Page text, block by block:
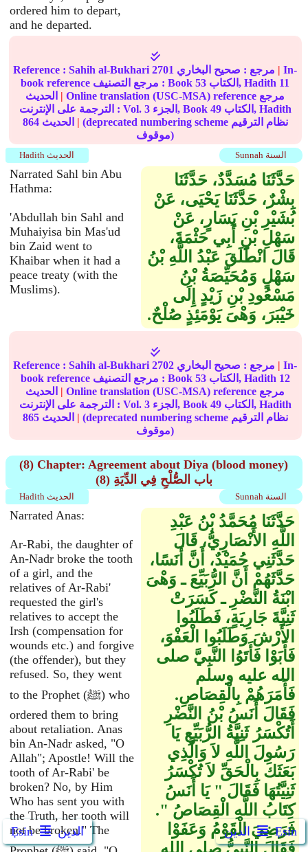
Ẹsin الدين الدين Ẹsin
ordered him to depart,
and he departed.
Reference :Sahih al-Bukhari 2701 مرجع : صحيح البخاري | In-
book reference مرجع التصنيف : Book53 الكتاب, Hadith 11
| Online translation (USC-MSA) reference مرجع
الترجمة على الإنترنت : Vol. 3 الجزء, Book 49
الكتاب, Hadith
864
| (deprecated numbering scheme نظام الترقيم
موقوف)
Sunnah السنة Hadith الحديث
Narrated Sahl bin Abu
Hathma:
'Abdullah bin Sahl and
Muhaiyisa bin Mas'ud
bin Zaid went to
Khaibar when it had a
peace treaty (with the
Muslims).
حَدَّثَنَا مُسَدَّدٌ، حَدَّثَنَا
بِشْرٌ، حَدَّثَنَا يَحْيَى، عَنْ
بُشَيْرِ بْنِ يَسَارٍ، عَنْ
سَهْلِ بْنِ أَبِي حَثْمَةَ،
قَالَ انْطَلَقَ عَبْدُ اللَّهِ بْنُ
سَهْلٍ وَمُحَيِّصَةُ بْنُ
مَسْعُودِ بْنِ زَيْدٍ إِلَى
خَيْبَرَ، وَهْىَ يَوْمَئِذٍ صُلْحٌ‏.‏
Reference :Sahih al-Bukhari 2702 مرجع : صحيح البخاري | In-
book reference مرجع التصنيف : Book 53 الكتاب, Hadith 12
| Online translation (USC-MSA) reference مرجع
الترجمة على الإنترنت : Vol. 3 الجزء, Book 49
الكتاب, Hadith
865
| (deprecated numbering scheme نظام الترقيم
موقوف)
(8) Chapter: Agreement about Diya (blood money)
(8) باب الصُّلْحِ فِي الدِّيَةِ
Sunnah السنة Hadith الحديث
Narrated Anas:
Ar-Rabi, the daughter of
An-Nadr broke the tooth
of a girl, and the
relatives of Ar-Rabi'
requested the girl's
relatives to accept the
Irsh (compensation for
wounds etc.) and forgive
(the offender), but they
refused. So, they went
to the Prophet (ﷺ) who
ordered them to bring
about retaliation. Anas
bin An-Nadr asked, "O
Allah"; Apostle! Will the
tooth of Ar-Rabi' be
broken? No, by Him
Who has sent you with
the Truth, her tooth will
not be broken." The
حَدَّثَنَا مُحَمَّدُ بْنُ عَبْدِ
اللَّهِ الأَنْصَارِيُّ، قَالَ
حَدَّثَنِي حُمَيْدٌ، أَنَّ أَنَسًا،
حَدَّثَهُمْ أَنَّ الرُّبَيِّعَ ـ وَهْىَ
ابْنَةُ النَّضْرِ ـ كَسَرَتْ
ثَنِيَّةَ جَارِيَةٍ، فَطَلَبُوا
الأَرْشَ وَطَلَبُوا الْعَفْوَ،
فَأَبَوْا فَأَتَوُا النَّبِيَّ صلى
الله عليه وسلم
فَأَمَرَهُمْ بِالْقِصَاصِ‏.‏
فَقَالَ أَنَسُ بْنُ النَّضْرِ
أَتُكْسَرُ ثَنِيَّةُ الرُّبَيِّعِ يَا
رَسُولَ اللَّهِ لاَ وَالَّذِي
بَعَثَكَ بِالْحَقِّ لاَ تُكْسَرُ
ثَنِيَّتُهَا فَقَالَ ‏"‏ يَا أَنَسُ
كِتَابُ اللَّهِ الْقِصَاصُ ‏"‏‏.‏
فَرَضِيَ الْقَوْمُ وَعَفَوْا